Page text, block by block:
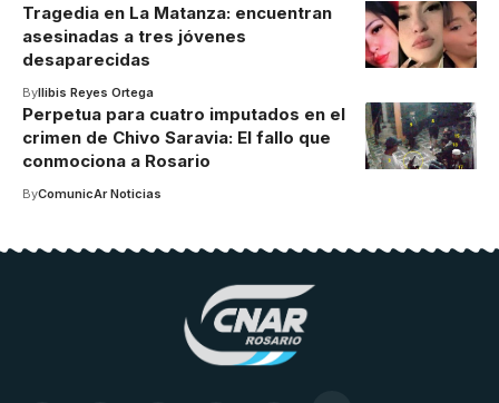
Tragedia en La Matanza: encuentran
asesinadas a tres jóvenes
desaparecidas
ByIlibis Reyes Ortega
Perpetua para cuatro imputados en el
crimen de Chivo Saravia: El fallo que
conmociona a Rosario
ByComunicAr Noticias